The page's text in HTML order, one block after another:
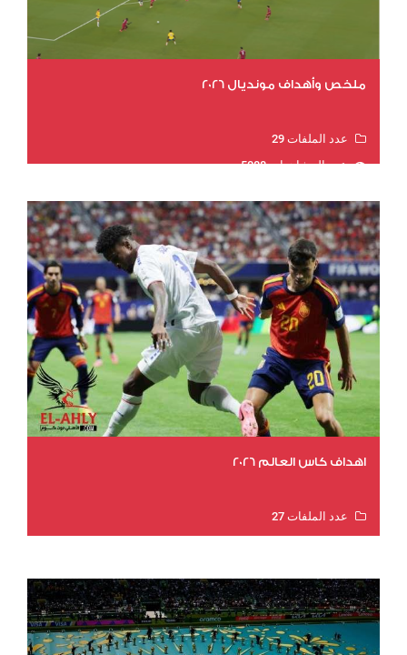
ملخص وأهداف مونديال 2026
عدد الملفات 29
عدد المشاهدات 5088
اهداف كاس العالم 2026
عدد الملفات 27